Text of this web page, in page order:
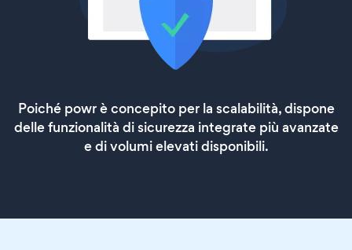
Poiché powr è concepito per la scalabilità, dispone
delle funzionalità di sicurezza integrate più avanzate
e di volumi elevati disponibili.